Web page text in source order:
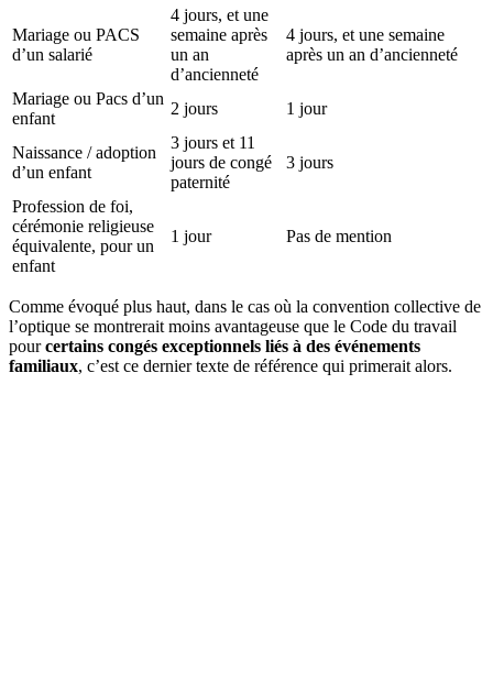
Mariage ou PACS
d’un salarié
4 jours, et une
semaine après
un an
d’ancienneté
4 jours, et une semaine
après un an d’ancienneté
Mariage ou Pacs d’un
enfant
2 jours 1 jour
Naissance / adoption
d’un enfant
3 jours et 11
jours de congé
paternité
3 jours
Profession de foi,
cérémonie religieuse
équivalente, pour un
enfant
1 jour Pas de mention
Comme évoqué plus haut, dans le cas où la convention collective de
l’optique se montrerait moins avantageuse que le Code du travail
pourcertains congés exceptionnels liés à des événements
familiaux, c’est ce dernier texte de référence qui primerait alors.